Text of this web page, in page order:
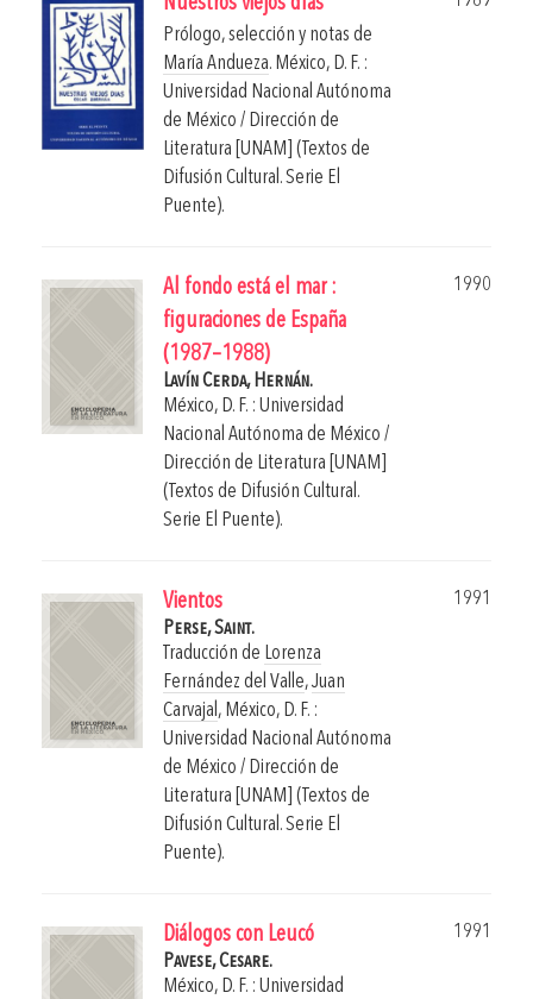
Prólogo, selección y notas de
María Andueza. México, D. F. :
Universidad Nacional Autónoma
de México / Dirección de
Literatura [UNAM] (Textos de
Difusión Cultural. Serie El
Puente).
Al fondo está el mar :
figuraciones de España
(1987–1988)
1990
Lavín Cerda, Hernán.
México, D. F. : Universidad
Nacional Autónoma de México /
Dirección de Literatura [UNAM]
(Textos de Difusión Cultural.
Serie El Puente).
Vientos
1991
Perse, Saint.
Traducción de Lorenza
Fernández del Valle,Juan
Carvajal , México, D. F. :
Universidad Nacional Autónoma
de México / Dirección de
Literatura [UNAM] (Textos de
Difusión Cultural. Serie El
Puente).
Diálogos con Leucó
1991
Pavese, Cesare.
México, D. F. : Universidad